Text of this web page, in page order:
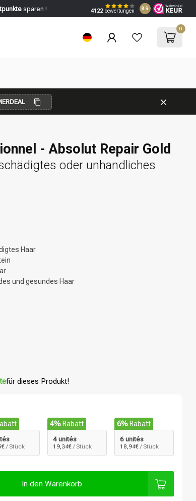
sparen ! 4122bewertungen 8.9
0
- Absolut Repair Gold
oder unhandliches
Haar
und gesundes Haar
für dieses Produkt!
/ Stück
4% Rabatt
4 unités
19,34€ / Stück
6% Rabatt
6 unités
18,94€ / Stück
In den Warenkorb